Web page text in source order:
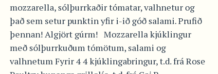
mozzarella, sólþurrkaðir tómatar, valhnetur og
það sem setur punktin yfir i-ið góð salami. Prufið
þennan! Algjört gúrm! Mozzarella kjúklingur
með sólþurrkuðum tómötum, salami og
valhnetum Fyrir 4 4 kjúklingabringur, t.d. frá Rose